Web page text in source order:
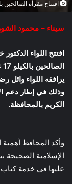
افتتاح مقرأة الصالحين بالكيلو 17 غرب العريش لحفظ
سيناء – محمود
افتتح اللواء
الصالحين بالكيلو 17 غرب مدينة العريش بعد فرشها وإعادة ترميمها،
يرافقه اللواء وائل
وذلك في إطار دعم
الكريم بالمحافظة.
وأكد المحافظ أهمية
الإسلامية الصحيحة
عليها في خدمة كتاب